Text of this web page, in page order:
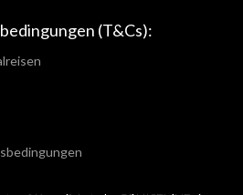
(T&Cs):